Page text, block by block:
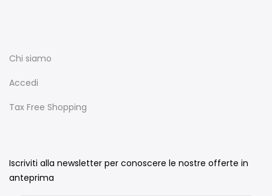
Chi siamo
Accedi
Tax Free Shopping
Iscriviti alla newsletter per conoscere le nostre offerte in
anteprima